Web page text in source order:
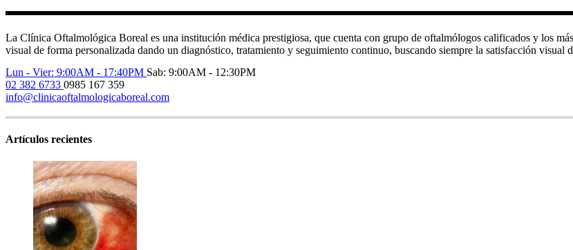
La Clínica Oftalmológica Boreal es una institución médica prestigiosa, que cuenta con grupo de oftalmólogos calificados y los
visual de forma personalizada dando un diagnóstico, tratamiento y seguimiento continuo, buscando siempre la satisfacción visual
Lun - Vier: 9:00AM - 17:40PM Sab: 9:00AM - 12:30PM
02 382 6733 0985 167 359
info@clinicaoftalmologicaboreal.com
Artículos recientes